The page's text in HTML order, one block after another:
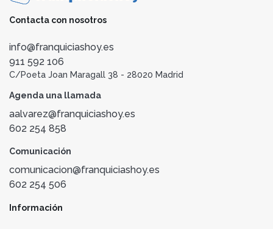
Contacta con nosotros
info@franquiciashoy.es
911 592 106
C/Poeta Joan Maragall 38 - 28020 Madrid
Agenda una llamada
aalvarez@franquiciashoy.es
602 254 858
Comunicación
comunicacion@franquiciashoy.es
602 254 506
Información